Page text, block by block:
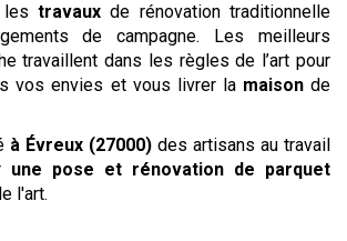
travaux de rénovation traditionnelle
de campagne. Les meilleurs
travaillent dans les règles de l’art pour
vos envies et vous livrer la maisonde
à Évreux (27000) des artisans au travail
une pose et rénovation de parquet
l'art.